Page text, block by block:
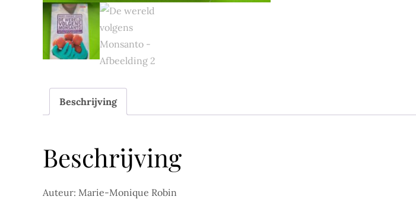
Beschrijving
Beschrijving
Auteur: Marie-Monique Robin